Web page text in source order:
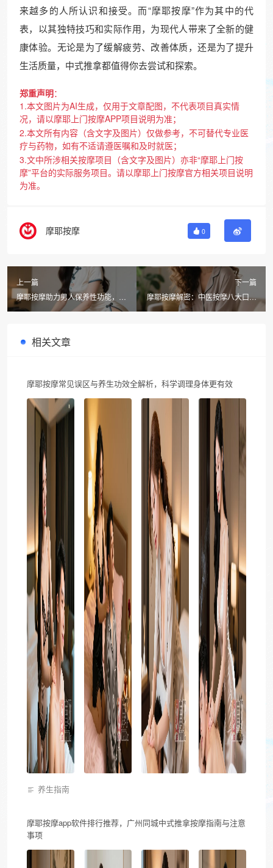
来越多的人所认识和接受。而“摩耶按摩”作为其中的代
表，以其独特技巧和实际作用，为现代人带来了全新的健
康体验。无论是为了缓解疲劳、改善体质，还是为了提升
生活质量，中式推拿都值得你去尝试和探索。
郑重声明：
1.本文图片为AI生成，仅用于文章配图，不代表项目真实情
况，请以摩耶上门按摩APP项目说明为准；
2.本文所有内容（含文字及图片）仅做参考，不可替代专业医
疗与药物，如有不适请遵医嘱和及时就医；
3.文中所涉相关按摩项目（含文字及图片）亦非“摩耶上门按
摩”平台的实际服务项目。请以摩耶上门按摩官方相关项目说明
为准。
摩耶按摩 0
上一篇
摩耶按摩助力男人保养性功能，科
学方法提升整体健康
下一篇
摩耶按摩解密：中医按摩八大口诀
与日常保健价值
相关文章
摩耶按摩常见误区与养生功效全解析，科学调理身体更有效
养生指南
摩耶按摩app软件排行推荐，广州同城中式推拿按摩指南与注意
事项